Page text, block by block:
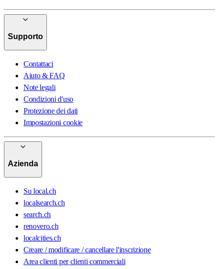
Supporto
Contattaci
Aiuto & FAQ
Note legali
Condizioni d'uso
Protezione dei dati
Impostazioni cookie
Azienda
Su local.ch
localsearch.ch
search.ch
renovero.ch
localcities.ch
Creare / modificare / cancellare l'inscrizione
Area clienti per clienti commerciali